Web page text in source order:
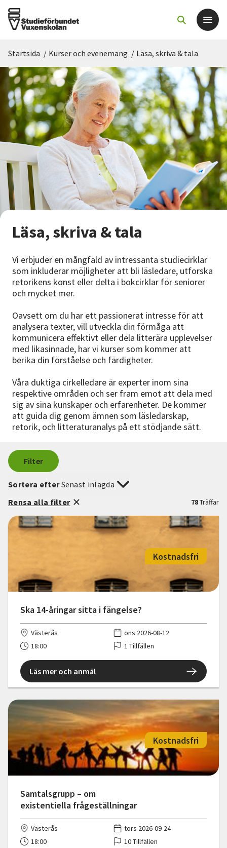
Det här gör vi
För dig som
Sök kurser och evenemang
Starta studiecirkel
Cirkelledare
Nyheter
Avdelningar
Startsida / Kurser och evenemang / Läsa, skriva & tala
Läsa, skriva & tala
Vi erbjuder en mångfald av intressanta studiecirklar
som inkluderar möjligheter att bli läsledare, utforska
retorikens konst eller delta i bokcirklar för seniorer
och mycket mer.
Oavsett om du har ett passionerat intresse för att
analysera texter, vill utveckla din förmåga att
kommunicera effektivt eller dela litterära upplevelser
med likasinnade, har vi kurser som kommer att
berika din förståelse och färdigheter.
Våra duktiga cirkelledare är experter inom sina
respektive områden och ser fram emot att dela med
sig av sina kunskaper och erfarenheter. De kommer
att guida dig genom ämnen som läsledarskap,
retorik, och litteraturanalys på ett stödjande sätt.
Filter
78Träffar
Sortera efterSenast inlagda
Rensa alla filter
Ska 14-åringar sitta i fängelse?
Kostnadsfri
Västerås
ons 2026-08-12
18:00
1 Tillfällen
Läs mer och anmäl
Samtalsgrupp – om
existentiella frågeställningar
Kostnadsfri
Västerås
tors 2026-09-24
18:00
10 Tillfällen